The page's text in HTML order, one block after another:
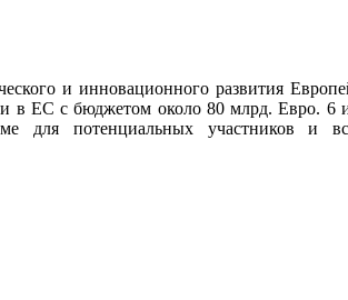
и инновационного развития
в ЕС с бюджетом около 80 млрд. Евро. 6
для потенциальных участников и